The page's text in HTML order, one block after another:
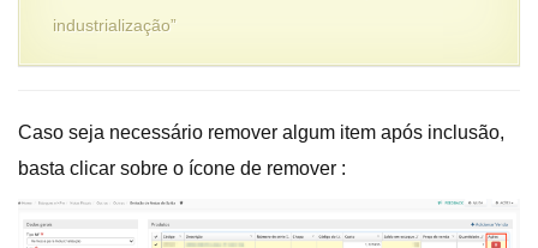
industrialização”
Caso seja necessário remover algum item após inclusão,
basta clicar sobre o ícone de remover :